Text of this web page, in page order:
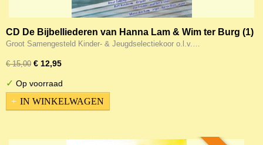
CD De Bijbelliederen van Hanna Lam & Wim ter Burg (1)
OT
Groot Samengesteld Kinder- & Jeugdselectiekoor o.l.v.…
€ 15,00 € 12,95
✓ Op voorraad
IN WINKELWAGEN